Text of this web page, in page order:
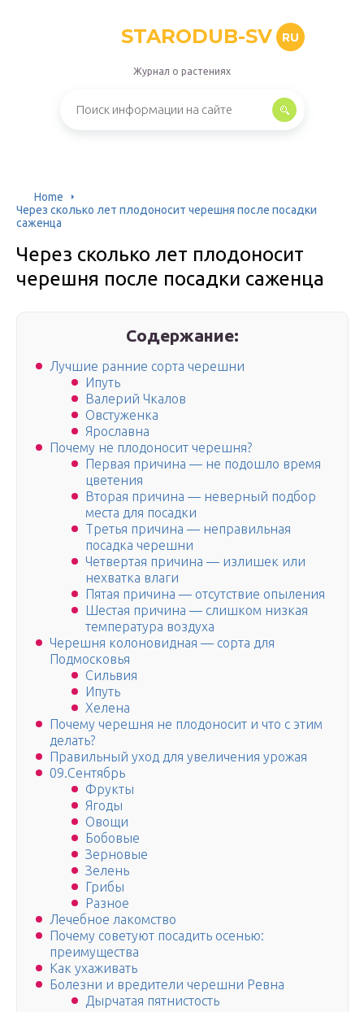
STARODUB-SV RU
Журнал о растениях
Home
Через сколько лет плодоносит черешня после посадки
саженца
Через сколько лет плодоносит
черешня после посадки саженца
Содержание:
Лучшие ранние сорта черешни
Ипуть
Валерий Чкалов
Овстуженка
Ярославна
Почему не плодоносит черешня?
Первая причина — не подошло время
цветения
Вторая причина — неверный подбор
места для посадки
Третья причина — неправильная
посадка черешни
Четвертая причина — излишек или
нехватка влаги
Пятая причина — отсутствие опыления
Шестая причина — слишком низкая
температура воздуха
Черешня колоновидная — сорта для
Подмосковья
Сильвия
Ипуть
Хелена
Почему черешня не плодоносит и что с этим
делать?
Правильный уход для увеличения урожая
09.Сентябрь
Фрукты
Ягоды
Овощи
Бобовые
Зерновые
Зелень
Грибы
Разное
Лечебное лакомство
Почему советуют посадить осенью:
преимущества
Как ухаживать
Болезни и вредители черешни Ревна
Дырчатая пятнистость